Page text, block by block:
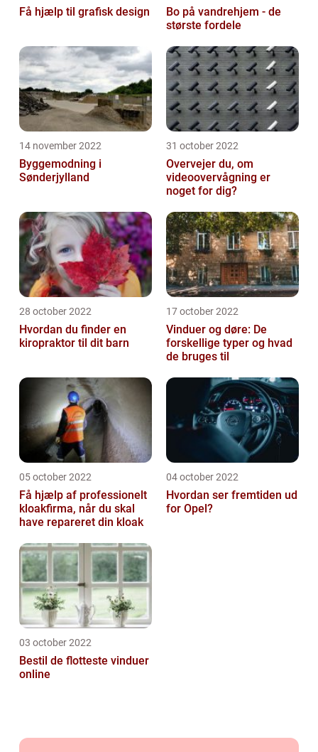
Få hjælp til grafisk design
Bo på vandrehjem - de
største fordele
14 november 2022
Byggemodning i
Sønderjylland
31 october 2022
Overvejer du, om
videoovervågning er
noget for dig?
28 october 2022
Hvordan du finder en
kiropraktor til dit barn
17 october 2022
Vinduer og døre: De
forskellige typer og hvad
de bruges til
05 october 2022
Få hjælp af professionelt
kloakfirma, når du skal
have repareret din kloak
04 october 2022
Hvordan ser fremtiden ud
for Opel?
03 october 2022
Bestil de flotteste vinduer
online